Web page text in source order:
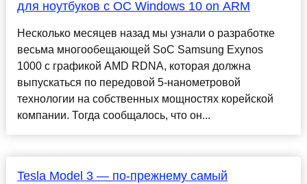
для ноутбуков с ОС Windows 10 on ARM
Несколько месяцев назад мы узнали о разработке
весьма многообещающей SoC Samsung Exynos
1000 с графикой AMD RDNA, которая должна
выпускаться по передовой 5-нанометровой
технологии на собственных мощностях корейской
компании. Тогда сообщалось, что он...
Tesla Model 3 — по-прежнему самый